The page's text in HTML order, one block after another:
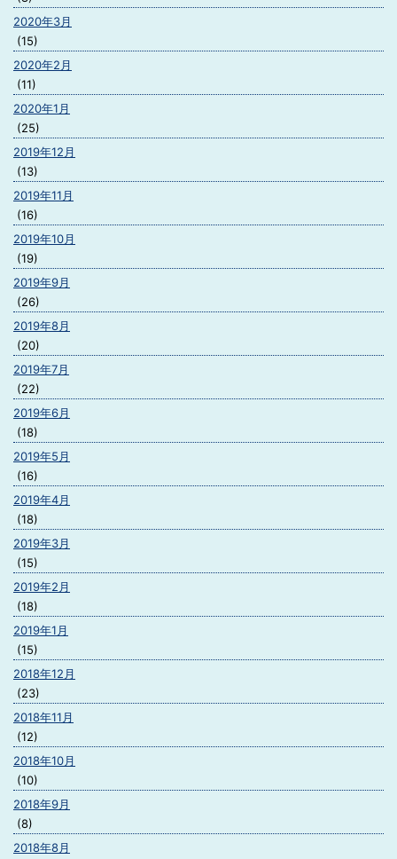
2020年3月
(15)
2020年2月
(11)
2020年1月
(25)
2019年12月
(13)
2019年11月
(16)
2019年10月
(19)
2019年9月
(26)
2019年8月
(20)
2019年7月
(22)
2019年6月
(18)
2019年5月
(16)
2019年4月
(18)
2019年3月
(15)
2019年2月
(18)
2019年1月
(15)
2018年12月
(23)
2018年11月
(12)
2018年10月
(10)
2018年9月
(8)
2018年8月